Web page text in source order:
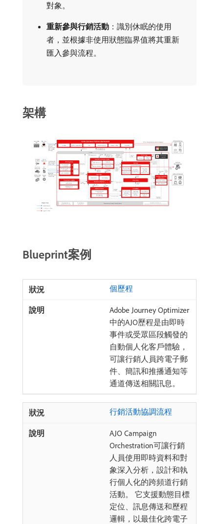
對象。
重新參與行銷活動 ：識別休眠的使用
者，並根據非使用狀態臨界值將其重新
匯入參與流程。
架構
Blueprint案例
個歷程
Adobe Journey Optimizer
中的AJO歷程是由即時
事件或受眾區段觸發的
自動個人化客戶體驗，
可讓行銷人員跨電子郵
件、簡訊和推播通知等
通道傳送相關訊息。
行銷活動協調流程
AJO Campaign
Orchestration可讓行銷
人員使用即時資料和對
象深入分析，設計和執
行個人化的跨頻道行銷
活動。 它支援動態目標
定位、訊息傳送和歷程
邏輯，以最佳化跨電子